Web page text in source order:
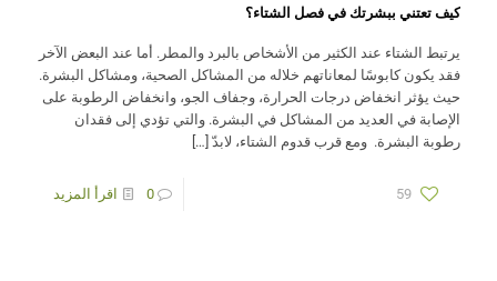
كيف تعتني ببشرتك في فصل الشتاء؟
يرتبط الشتاء عند الكثير من الأشخاص بالبرد والمطر. أما عند البعض الآخر
فقد يكون كابوسًا لمعاناتهم خلاله من المشاكل الصحية، ومشاكل البشرة.
حيث يؤثر انخفاض درجات الحرارة، وجفاف الجو، وانخفاض الرطوبة على
الإصابة في العديد من المشاكل في البشرة. والتي تؤدي إلى فقدان
رطوبة البشرة. ومع قرب قدوم الشتاء، لابدّ […]
59
0 اقرأ المزيد